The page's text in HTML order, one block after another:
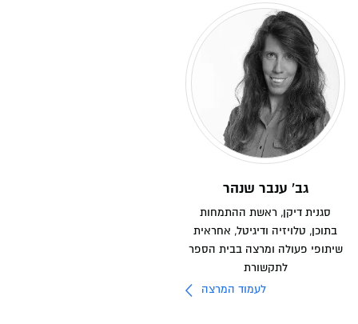
גב' ענבר שנהר
סגנית דיקן, ראשת ההתמחות
בתוכן, טלויזיה ודיגיטל, אחראית
שיתופי פעולה ומרצה בבית הספר
לתקשורת
לעמוד המרצה